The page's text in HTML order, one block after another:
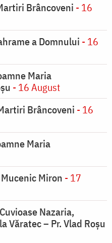
Brâncoveni - 16
a Domnului - 16
Maria
- 16 August
Brâncoveni - 16
Maria
Miron - 17
Nazaria,
Văratec – Pr. Vlad Roșu